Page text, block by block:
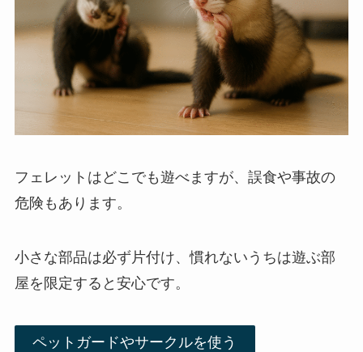
フェレットはどこでも遊べますが、誤食や事故の
危険もあります。
小さな部品は必ず片付け、慣れないうちは遊ぶ部
屋を限定すると安心です。
ペットガードやサークルを使う